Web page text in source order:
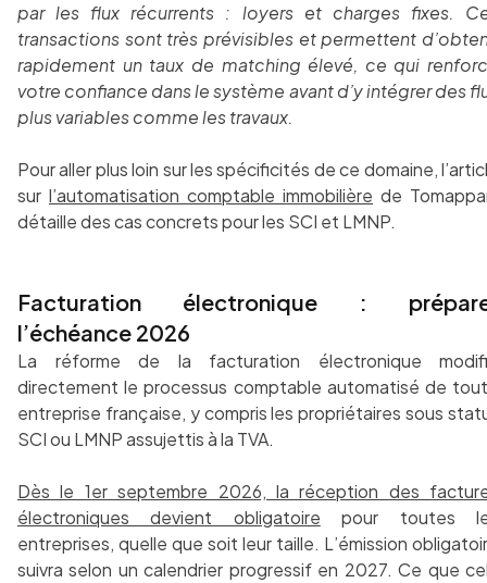
par les flux récurrents : loyers et charges fixes.
transactions sont très prévisibles et permettent
rapidement un taux de matching élevé, ce qui
votre confiance dans le système avant d’y intégrer des
plus variables comme les travaux.
Pour aller plus loin sur les spécificités de ce domaine,
sur l’automatisation comptable immobilière de
détaille des cas concrets pour les SCI et LMNP.
Facturation électronique :
l’échéance 2026
La réforme de la facturation électronique
directement le processus comptable automatisé de
entreprise française, y compris les propriétaires sous
SCI ou LMNP assujettis à la TVA.
Dès le 1er septembre 2026, la réception des
électroniques devient obligatoire pour toutes
entreprises, quelle que soit leur taille. L’émission
suivra selon un calendrier progressif en 2027. Ce que